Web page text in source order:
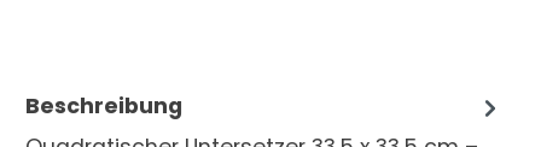
Beschreibung